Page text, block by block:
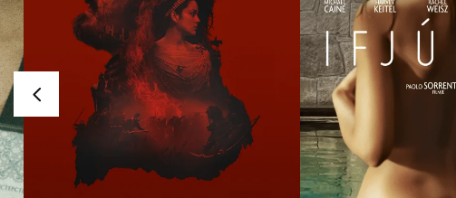
MACBETH IFJÚSÁG